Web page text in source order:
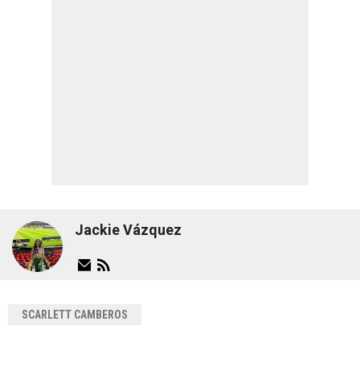
Jackie Vázquez
SCARLETT CAMBEROS